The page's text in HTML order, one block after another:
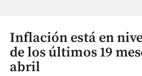
Inflación está en
de los últimos 19
abril